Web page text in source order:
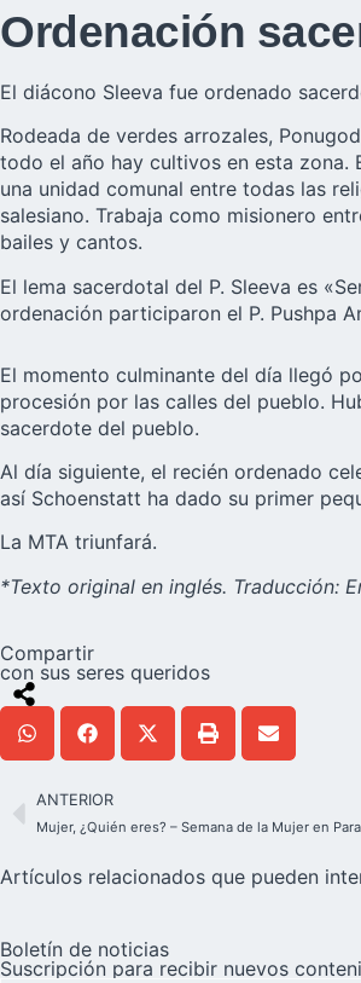
Ordenación
El diácono Sleeva fue ordenado
Rodeada de verdes arrozales,
todo el año hay cultivos en esta zona.
una unidad comunal entre todas las
salesiano. Trabaja como misionero
bailes y cantos.
El lema sacerdotal del P. Sleeva es
ordenación participaron el P. Pushpa
El momento culminante del día llegó
procesión por las calles del pueblo.
sacerdote del pueblo.
Al día siguiente, el recién ordenado
así Schoenstatt ha dado su primer
La MTA triunfará.
*Texto original en inglés. Traducción:
Compartir
con sus seres queridos
ANTERIOR
Mujer, ¿Quién eres? – Semana de la Mujer en
Artículos relacionados que pueden
Boletín de noticias
Suscripción para recibir nuevos